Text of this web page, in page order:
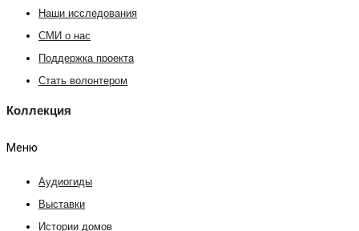
Наши исследования
СМИ о нас
Поддержка проекта
Стать волонтером
Коллекция
Меню
Аудиогиды
Выставки
Истории домов